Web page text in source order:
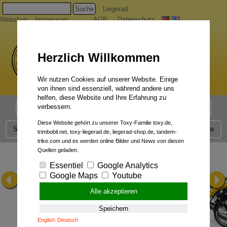
Suche
Liegerad
Webshop
Impressum AGB Datenschutz
Liegerad Modelle
Service Qualität Liegerad News Kontakt Presse
Herzlich Willkommen
Wir nutzen Cookies auf unserer Website. Einige
von ihnen sind essenziell, während andere uns
helfen, diese Website und Ihre Erfahrung zu
verbessern.
Diese Website gehört zu unserer Toxy-Familie toxy.de,
trimbobil.net, toxy-liegerad.de, liegerad-shop.de, tandem-
trike.com und es werden online Bilder und News von diesen
Quellen geladen.
Essentiel
Google Analytics
Google Maps
Youtube
Alle akzeptieren
Speichern
English Deutsch